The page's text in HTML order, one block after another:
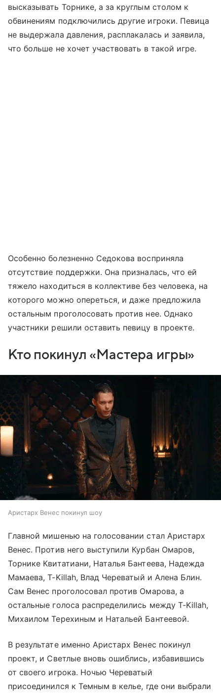
высказывать Торнике, а за круглым столом к
обвинениям подключились другие игроки. Певица
не выдержала давления, расплакалась и заявила,
что больше не хочет участвовать в такой игре.
Особенно болезненно Седокова восприняла
отсутствие поддержки. Она призналась, что ей
тяжело находиться в коллективе без человека, на
которого можно опереться, и даже предложила
остальным проголосовать против нее. Однако
участники решили оставить певицу в проекте.
Кто покинул «Мастера игры»
Аристарх Венес покинул шоу
Главной мишенью на голосовании стал Аристарх
Венес. Против него выступили Курбан Омаров,
Торнике Квитатиани, Наталья Бантеева, Надежда
Мамаева, T-Killah, Влад Череватый и Алена Блин.
Сам Венес проголосовал против Омарова, а
остальные голоса распределились между T-Killah,
Михаилом Терехиным и Натальей Бантеевой.
В результате именно Аристарх Венес покинул
проект, и Светлые вновь ошиблись, избавившись
от своего игрока. Ночью Череватый
присоединился к Темным в келье, где они выбрали